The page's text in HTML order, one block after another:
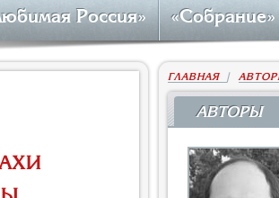
Россия» «Собрание»
и церковь
во время
ГЛАВНАЯ |
АВТОРЫ